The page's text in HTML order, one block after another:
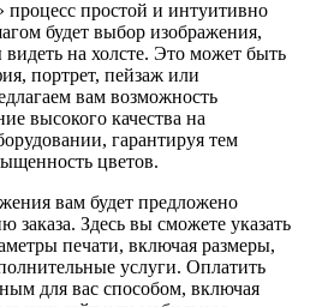
процесс простой и интуитивно
будет выбор изображения,
на холсте. Это может быть
портрет, пейзаж или
вам возможность
высокого качества на
гарантируя тем
цветов.
вам будет предложено
заказа. Здесь вы сможете указать
печати, включая размеры,
услуги. Оплатить
для вас способом, включая